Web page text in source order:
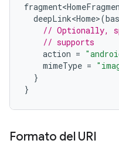
deepLink<Home>(
// Optionally,
// supports
action =
mimeType =
}
}
Formato del URI